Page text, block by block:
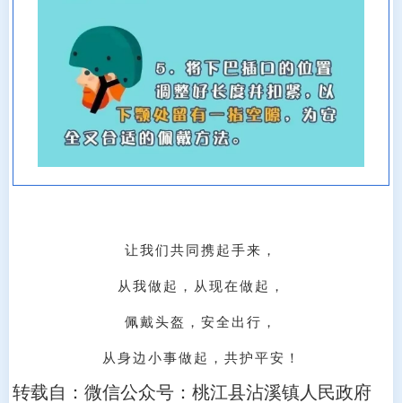
让我们共同携起手来，
从我做起，从现在做起，
佩戴头盔，安全出行，
从身边小事做起，共护平安！
转载自：微信公众号：桃江县沾溪镇人民政府